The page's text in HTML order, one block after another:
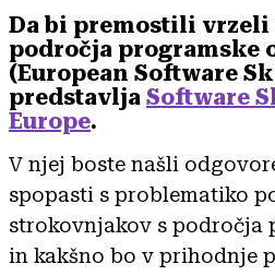
Da bi premostili vrzeli
področja programske
(European Software
predstavlja Software
Europe.
V njej boste našli
spopasti s problematiko
strokovnjakov s področja
in kakšno bo v prihodnje